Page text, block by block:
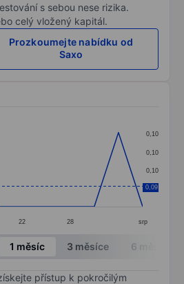
s sebou nese rizika.
celý vložený kapitál.
Prozkoumejte nabídku od
Saxo
points.
displaying categories.
displaying values. Data ranges
22 28 srp
0,09
0,10
0,10
0,10
0,09
1 měsíc 3 měsíce 6 měsíců
přístup k pokročilým